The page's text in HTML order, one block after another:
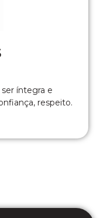
ser íntegra e
respeito.